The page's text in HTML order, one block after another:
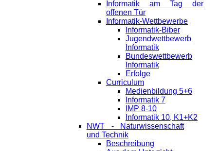
Informatik am Tag der
offenen Tür
Informatik-Wettbewerbe
Informatik-Biber
Jugendwettbewerb
Informatik
Bundeswettbewerb
Informatik
Erfolge
Curriculum
Medienbildung 5+6
Informatik 7
IMP 8-10
Informatik 10, K1+K2
NWT - Naturwissenschaft
und Technik
Beschreibung